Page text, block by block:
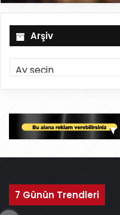
Arşiv
r
ş
v
7 Günün Trendleri